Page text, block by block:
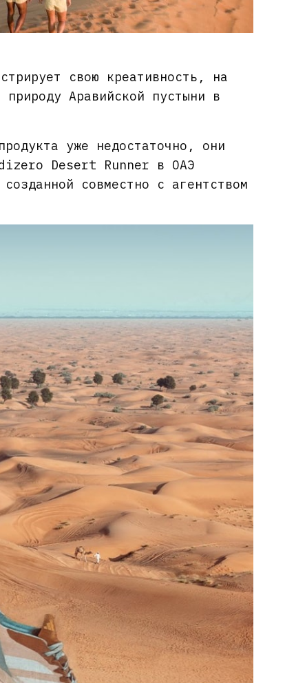
свою креативность, на
Аравийской пустыни в
уже недостаточно, они
Desert Runner в ОАЭ
совместно с агентством